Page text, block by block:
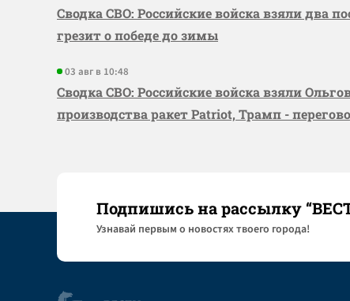
Сводка СВО: Российские войска взяли два
грезит о победе до зимы
03 авг в 10:48
Сводка СВО: Российские войска взяли
производства ракет Patriot, Трамп -
Подпишись на рассылку
Узнaвай первым о новостях твоего города!